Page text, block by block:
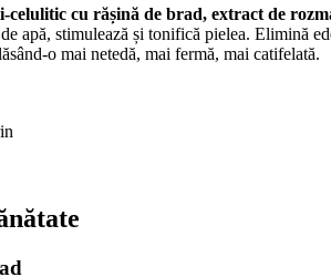
celulitic cu rășină de brad, extract de
apă, stimulează și tonifică pielea. Elimină
o mai netedă, mai fermă, mai catifelată.